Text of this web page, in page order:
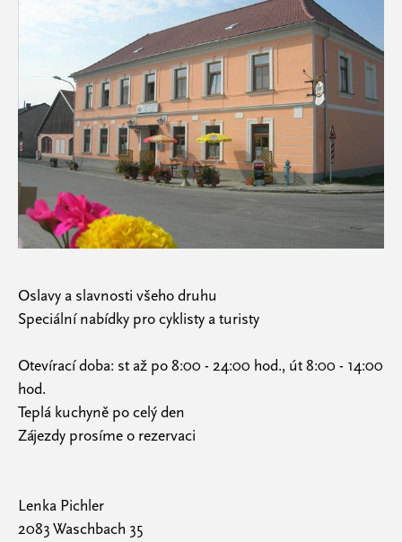
Oslavy a slavnosti všeho druhu
Speciální nabídky pro cyklisty a turisty
Otevírací doba: st až po 8:00 - 24:00 hod., út 8:00 - 14:00
hod.
Teplá kuchyně po celý den
Zájezdy prosíme o rezervaci
Lenka Pichler
2083 Waschbach 35